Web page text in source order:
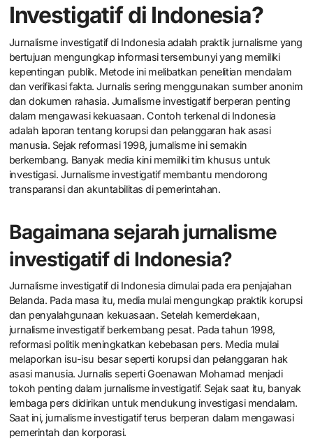
Investigatif di Indonesia?
Jurnalisme investigatif di Indonesia adalah praktik jurnalisme yang
bertujuan mengungkap informasi tersembunyi yang memiliki
kepentingan publik. Metode ini melibatkan penelitian mendalam
dan verifikasi fakta. Jurnalis sering menggunakan sumber anonim
dan dokumen rahasia. Jurnalisme investigatif berperan penting
dalam mengawasi kekuasaan. Contoh terkenal di Indonesia
adalah laporan tentang korupsi dan pelanggaran hak asasi
manusia. Sejak reformasi 1998, jurnalisme ini semakin
berkembang. Banyak media kini memiliki tim khusus untuk
investigasi. Jurnalisme investigatif membantu mendorong
transparansi dan akuntabilitas di pemerintahan.
Bagaimana sejarah jurnalisme
investigatif di Indonesia?
Jurnalisme investigatif di Indonesia dimulai pada era penjajahan
Belanda. Pada masa itu, media mulai mengungkap praktik korupsi
dan penyalahgunaan kekuasaan. Setelah kemerdekaan,
jurnalisme investigatif berkembang pesat. Pada tahun 1998,
reformasi politik meningkatkan kebebasan pers. Media mulai
melaporkan isu-isu besar seperti korupsi dan pelanggaran hak
asasi manusia. Jurnalis seperti Goenawan Mohamad menjadi
tokoh penting dalam jurnalisme investigatif. Sejak saat itu, banyak
lembaga pers didirikan untuk mendukung investigasi mendalam.
Saat ini, jurnalisme investigatif terus berperan dalam mengawasi
pemerintah dan korporasi.